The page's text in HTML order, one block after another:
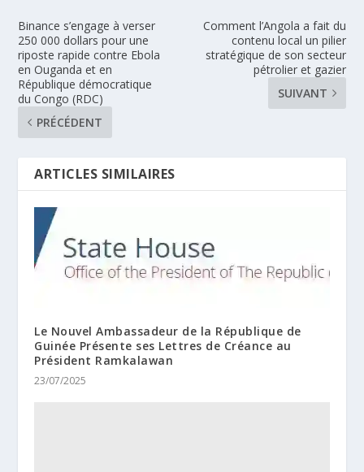
Binance s’engage à verser
250 000 dollars pour une
riposte rapide contre Ebola
en Ouganda et en
République démocratique
du Congo (RDC)
PRÉCÉDENT
Comment l’Angola a fait du
contenu local un pilier
stratégique de son secteur
pétrolier et gazier
SUIVANT
ARTICLES SIMILAIRES
Le Nouvel Ambassadeur de la République de
Guinée Présente ses Lettres de Créance au
Président Ramkalawan
23/07/2025